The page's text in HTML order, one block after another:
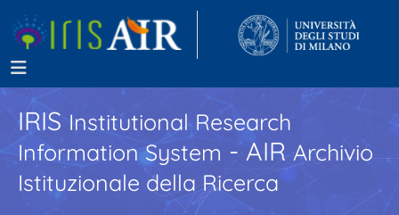
IRISInstitutional Research
Information System - AIR Archivio
Istituzionale della Ricerca